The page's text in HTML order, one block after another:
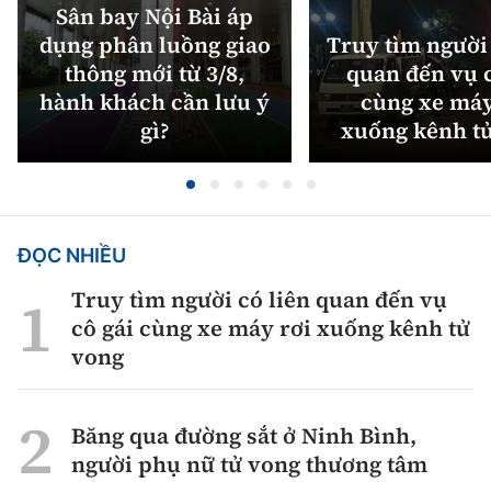
Sân bay Nội Bài áp
dụng phân luồng giao
thông mới từ 3/8,
hành khách cần lưu ý
gì?
Truy tìm
quan đến vụ
cùng xe
xuống kênh
ĐỌC NHIỀU
Truy tìm người có liên quan đến vụ
cô gái cùng xe máy rơi xuống kênh tử
vong
Băng qua đường sắt ở Ninh Bình,
người phụ nữ tử vong thương tâm